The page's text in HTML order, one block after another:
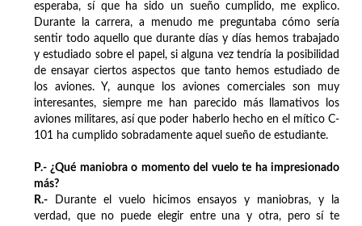
esperaba, sí que ha sido un sueño cumplido, me explico.
Durante la carrera, a menudo me preguntaba cómo sería
sentir todo aquello que durante días y días hemos trabajado
y estudiado sobre el papel, si alguna vez tendría la posibilidad
de ensayar ciertos aspectos que tanto hemos estudiado de
los aviones. Y, aunque los aviones comerciales son muy
interesantes, siempre me han parecido más llamativos los
aviones militares, así que poder haberlo hecho en el mítico C-
101 ha cumplido sobradamente aquel sueño de estudiante.
P.- ¿Qué maniobra o momento del vuelo te ha impresionado
más?
R.- Durante el vuelo hicimos ensayos y maniobras, y la
verdad, que no puede elegir entre una y otra, pero sí te